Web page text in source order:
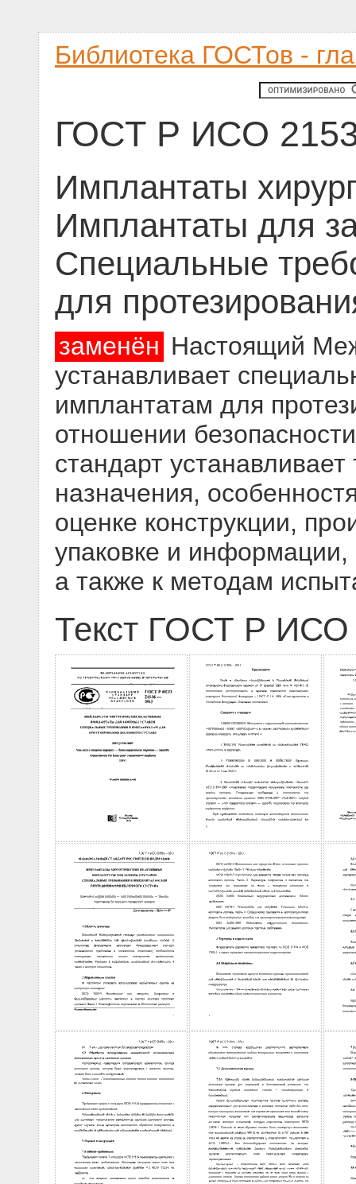
Библиотека ГОСТов -
ГОСТ Р ИСО
Имплантаты
Имплантаты для
Специальные
для
заменён Настоящий
устанавливает
имплантатам для
отношении
стандарт
назначения,
оценке конструкции,
упаковке и информации,
а также к методам
Текст ГОСТ Р ИСО